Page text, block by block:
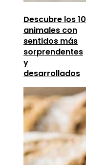
Descubre los 10
animales con
sentidos más
sorprendentes
y
desarrollados